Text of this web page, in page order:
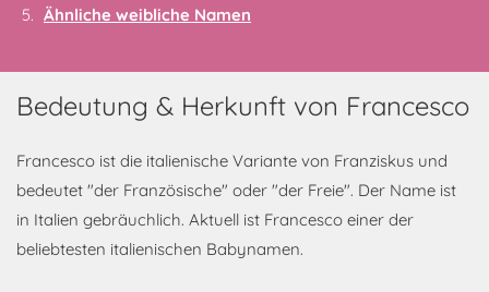
Ähnliche weibliche Namen
Bedeutung & Herkunft von Francesco
Francesco ist die italienische Variante von Franziskus und
bedeutet "der Französische" oder "der Freie". Der Name ist
in Italien gebräuchlich. Aktuell ist Francesco einer der
beliebtesten italienischen Babynamen.